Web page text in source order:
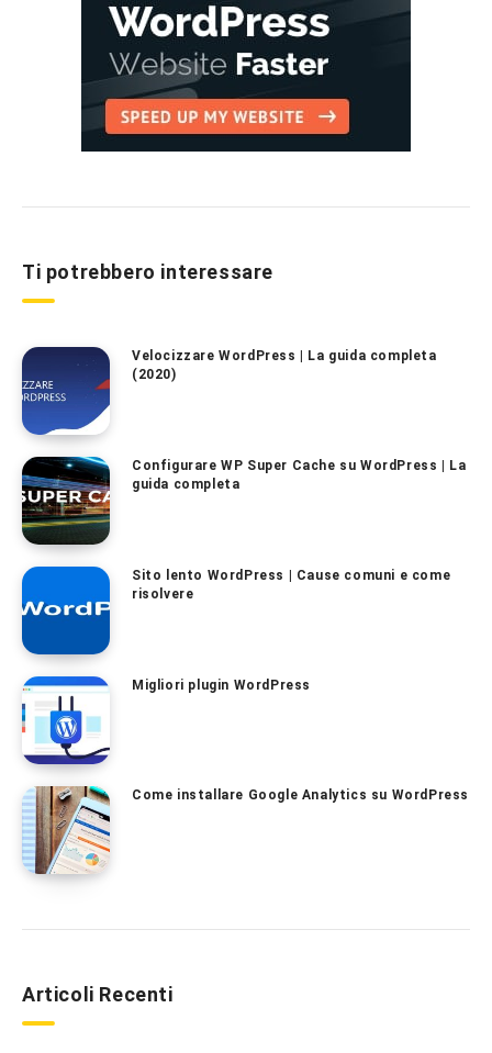
Ti potrebbero interessare
Velocizzare WordPress | La guida completa
(2020)
Configurare WP Super Cache su WordPress | La
guida completa
Sito lento WordPress | Cause comuni e come
risolvere
Migliori plugin WordPress
Come installare Google Analytics su WordPress
Articoli Recenti